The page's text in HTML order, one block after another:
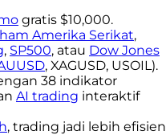
gratis $10,000.
Amerika Serikat,
, SP500, atau Dow Jones
, XAGUSD, USOIL).
38 indikator
AI trading interaktif
, trading jadi lebih efisien